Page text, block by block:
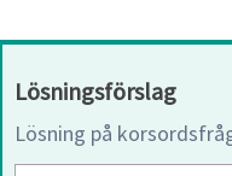
Lösningsförslag
Lösning på